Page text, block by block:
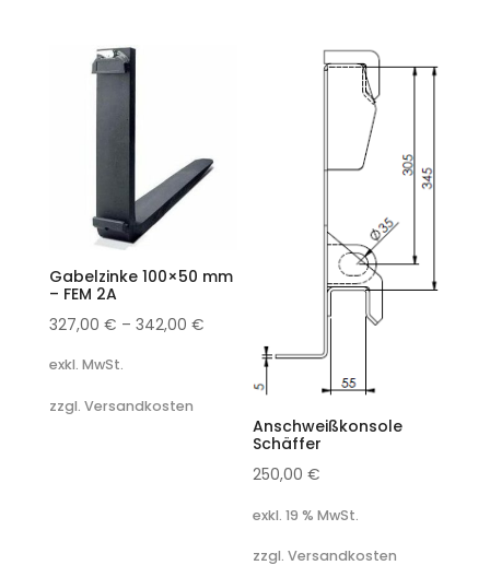
Gabelzinke 100×50 mm
– FEM 2A
327,00 € – 342,00 €
exkl. MwSt.
zzgl. Versandkosten
Anschweißkonsole
Schäffer
250,00€
exkl. 19 % MwSt.
zzgl. Versandkosten